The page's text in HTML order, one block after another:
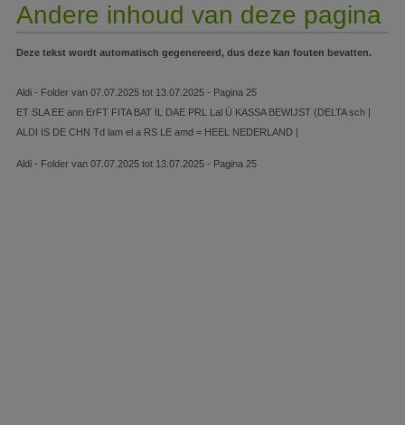
Andere inhoud van deze pagina
Deze tekst wordt automatisch gegenereerd, dus deze kan fouten bevatten.
Aldi - Folder van 07.07.2025 tot 13.07.2025 - Pagina 25
ET SLA EE ann ErFT FITA BAT IL DAE PRL Lal Ü KASSA BEWIJST (DELTA sch |
ALDI IS DE CHN Td lam el a RS LE amd = HEEL NEDERLAND |
Aldi - Folder van 07.07.2025 tot 13.07.2025 - Pagina 25